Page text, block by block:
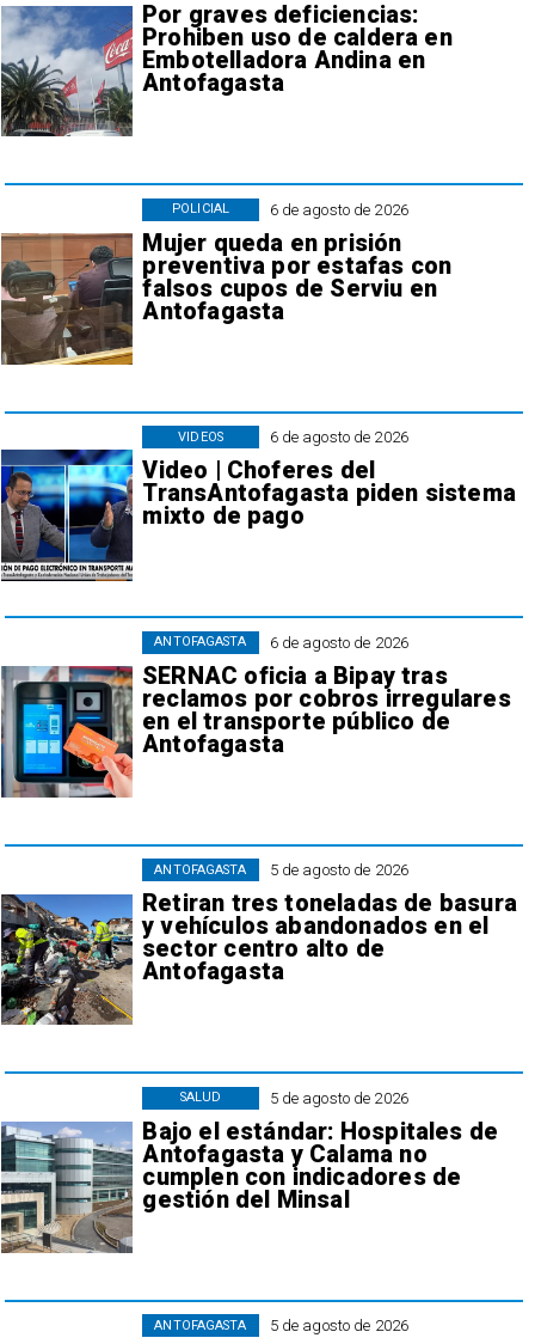
Por graves deficiencias:
Prohiben uso de caldera en
Embotelladora Andina en
Antofagasta
6 de agosto de 2026
Mujer queda en prisión
preventiva por estafas con
falsos cupos de Serviu en
Antofagasta
POLICIAL
6 de agosto de 2026
Video | Choferes del
TransAntofagasta piden sistema
mixto de pago
VIDEOS
6 de agosto de 2026
SERNAC oficia a Bipay tras
reclamos por cobros irregulares
en el transporte público de
Antofagasta
ANTOFAGASTA
5 de agosto de 2026
Retiran tres toneladas de basura
y vehículos abandonados en el
sector centro alto de
Antofagasta
ANTOFAGASTA
5 de agosto de 2026
Bajo el estándar: Hospitales de
Antofagasta y Calama no
cumplen con indicadores de
gestión del Minsal
SALUD
5 de agosto de 2026
ANTOFAGASTA